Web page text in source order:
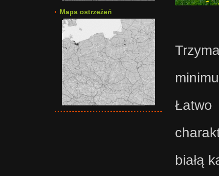
białą
Mapa ostrzeżeń